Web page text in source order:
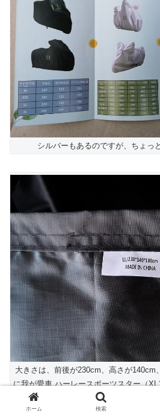
シルバーもあるのですが、ちょっ
大きさは、前後が230cm、高さが140cm
に我が愛車 ハーレースポーツスター（
218cm、高さ 108cm 幅84
ホーム 検索